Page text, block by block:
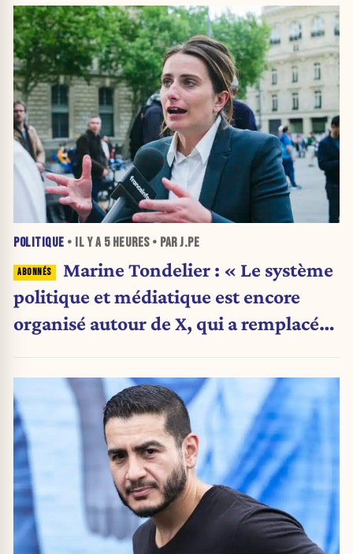
POLITIQUE • IL Y A 5 HEURES• PAR J.PE
Marine Tondelier : « Le système
politique et médiatique est encore
organisé autour de X, qui a remplacé